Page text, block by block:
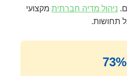
ניהול מדיה חברתית מקצועי
תחושות.
73%